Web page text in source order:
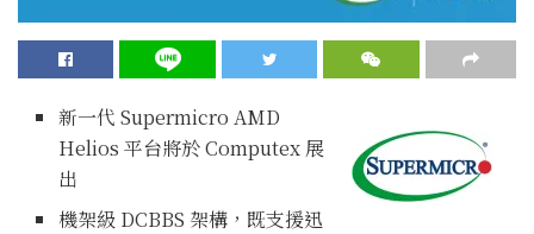
新一代 Supermicro AMD
Helios 平台將於 Computex 展
出
機架級 DCBBS 架構，既支援迅